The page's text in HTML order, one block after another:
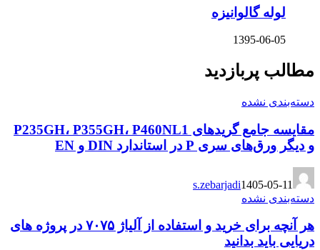
لوله گالوانیزه
1395-06-05
مطالب پربازدید
دسته‌بندی نشده
مقایسه جامع گریدهای P235GH، P355GH، P460NL1
و دیگر ورق‌های سری P در استاندارد DIN و EN
s.zebarjadi1405-05-11
دسته‌بندی نشده
هر آنچه برای خرید و استفاده از آلیاژ ۷۰۷۵ در پروژه های
دریایی باید بدانید